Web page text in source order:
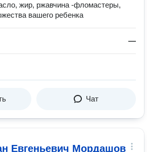
жир, ржавчина -фломастеры,
вашего ребенка
—
Чат
Евгеньевич Мордашов